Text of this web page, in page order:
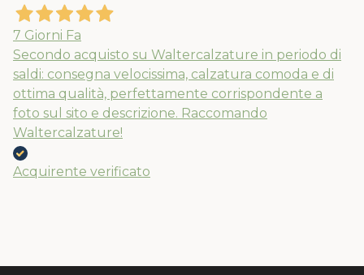
7 Giorni Fa
Secondo acquisto su Waltercalzature in periodo di
saldi: consegna velocissima, calzatura comoda e di
ottima qualità, perfettamente corrispondente a
foto sul sito e descrizione. Raccomando
Waltercalzature!
Acquirente verificato